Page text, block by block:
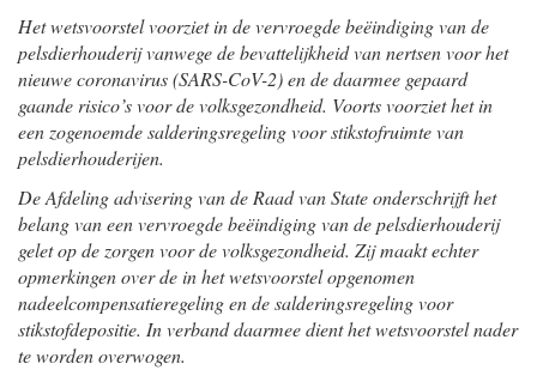
Het wetsvoorstel voorziet in de vervroegde beëindiging van de
pelsdierhouderij vanwege de bevattelijkheid van nertsen voor het
nieuwe coronavirus (SARS-CoV-2) en de daarmee gepaard
gaande risico’s voor de volksgezondheid. Voorts voorziet het in
een zogenoemde salderingsregeling voor stikstofruimte van
pelsdierhouderijen.
De Afdeling advisering van de Raad van State onderschrijft het
belang van een vervroegde beëindiging van de pelsdierhouderij
gelet op de zorgen voor de volksgezondheid. Zij maakt echter
opmerkingen over de in het wetsvoorstel opgenomen
nadeelcompensatieregeling en de salderingsregeling voor
stikstofdepositie. In verband daarmee dient het wetsvoorstel nader
te worden overwogen.